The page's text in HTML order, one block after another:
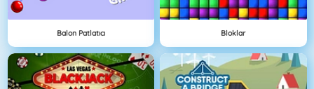
Balon Patlatıcı Bloklar